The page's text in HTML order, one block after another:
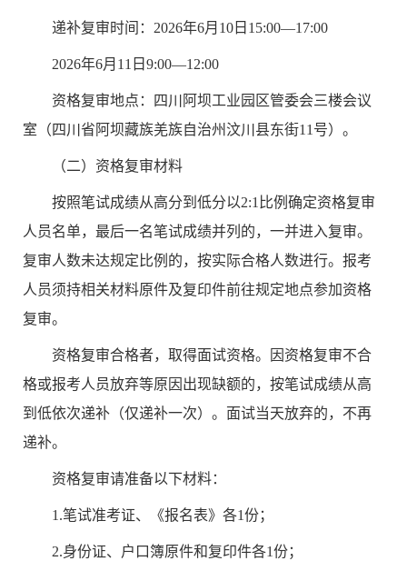
递补复审时间 ： 2026年6月 10 日 1 5:00—17:00
2026年6月 11 日 9:00—1 2:00
资格复审地点：四川阿坝工业园区管委会三楼会议
室（四川省阿坝藏族羌族自治州汶川县东街11 号）。
（二） 资格复审材料
按照笔试成绩从高分到低分以2:1 比例确定资格复审
人员名单，最后一名笔试成绩并列的，一并进入复审。
复审人数未达规定比例的，按实际合格人数进行。报考
人员须持相关材料原件及复印件前往规定地点参加资格
复审。
资格复审合格者，取得面试资格。因资格复审不合
格或报考人员放弃等原因出现缺额的，按笔试成绩从高
到低依次递补（仅递补一次）。面试当天放弃的，不再
递补。
资格复审请准备以下材料：
1.笔试准考证、《报名表》各1份；
2.身份证、户口簿原件和复印件各1份；